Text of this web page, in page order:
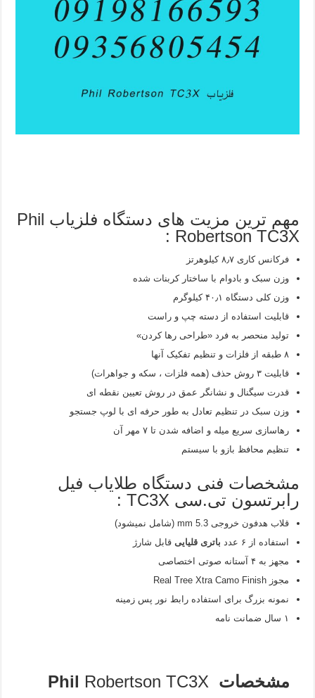
مهم ترین مزیت های دستگاه فلزیاب Phil
Robertson TC3X :
فرکانس کاری ۸٫۷ کیلوهرتز
وزن سبک و بادوام با ساختار کربنات شده
وزن کلی دستگاه ۴۰٫۱ کیلوگرم
قابلیت استفاده از دسته چپ و راست
توليد منحصر به فرد «طراحی رها كردن»
۸ طبقه از فلزات و تنظیم تفکیک آنها
قابلیت ۳ روش حذف (همه فلزات ، سکه و جواهرات)
قدرت سیگنال و نشانگر عمق در روش تعیین نقطه ای
وزن سبک در تنظیم تعادل به طور حرفه ای با لوپ جستجو
رهاسازی سریع میله و اضافه شدن تا ۷ مهر آن
تنظیم محافظ بازو با سیستم
مشخصات فنی دستگاه طلایاب فیل
رابرتسون تی.سی TC3X :
قلاب هدفون خروجی mm 5.3 (شامل نمیشود)
استفاده از ۶ عدد
باتری قلیایی قابل شارژ
مجهز به ۴ آستانه صوتی اختصاصی
مجوزReal Tree Xtra Camo Finish
نمونه بزرگ برای استفاده رابط نور پس زمینه
۱ سال ضمانت نامه
مشخصات Phil Robertson TC3X